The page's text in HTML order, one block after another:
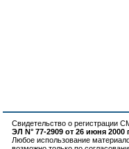
Свидетельство о регистрации
ЭЛ N° 77-2909 от 26 июня 2000
Любое использование